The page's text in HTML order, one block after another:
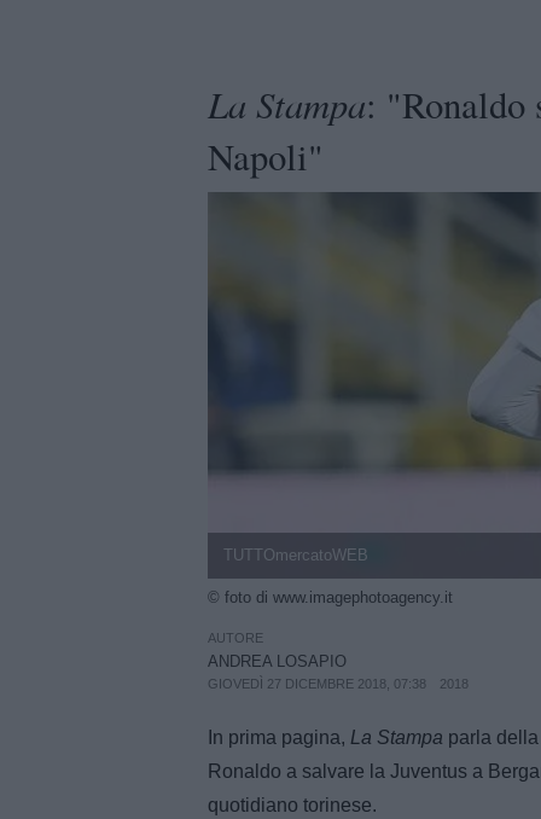
La Stampa: "Ronaldo
Napoli"
TUTTOmercatoWEB
© foto di www.imagephotoagency.it
AUTORE
ANDREA LOSAPIO
GIOVEDÌ 27 DICEMBRE 2018, 07:38 2018
In prima pagina, La Stampa parla
Ronaldo a salvare la Juventus a
quotidiano torinese.